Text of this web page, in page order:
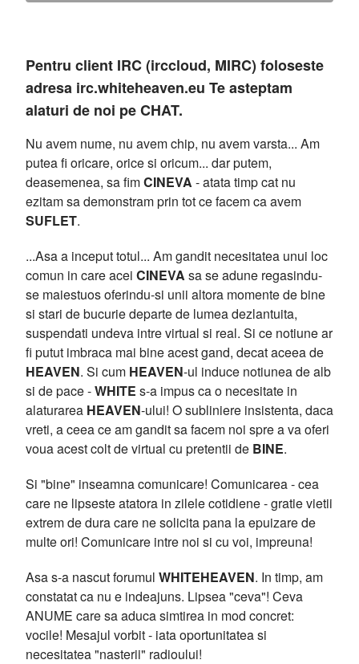
Pentru client IRC (irccloud, MIRC) foloseste
adresa irc.whiteheaven.eu Te asteptam
alaturi de noi pe CHAT.
Nu avem nume, nu avem chip, nu avem varsta... Am
putea fi oricare, orice si oricum... dar putem,
deasemenea, sa fimCINEVA - atata timp cat nu
ezitam sa demonstram prin tot ce facem ca avem
SUFLET.
...Asa a inceput totul... Am gandit necesitatea unui loc
comun in care acei CINEVA sa se adune regasindu-
se maiestuos oferindu-si unii altora momente de bine
si stari de bucurie departe de lumea dezlantuita,
suspendati undeva intre virtual si real. Si ce notiune ar
fi putut imbraca mai bine acest gand, decat aceea de
HEAVEN. Si cum HEAVEN-ul induce notiunea de alb
si de pace -WHITE s-a impus ca o necesitate in
alaturarea HEAVEN-ului! O subliniere insistenta, daca
vreti, a ceea ce am gandit sa facem noi spre a va oferi
voua acest colt de virtual cu pretentii de BINE.
Si "bine" inseamna comunicare! Comunicarea - cea
care ne lipseste atatora in zilele cotidiene - gratie vietii
extrem de dura care ne solicita pana la epuizare de
multe ori! Comunicare intre noi si cu voi, impreuna!
Asa s-a nascut forumul WHITEHEAVEN. In timp, am
constatat ca nu e indeajuns. Lipsea "ceva"! Ceva
ANUME care sa aduca simtirea in mod concret:
vocile! Mesajul vorbit - iata oportunitatea si
necesitatea "nasterii" radioului!